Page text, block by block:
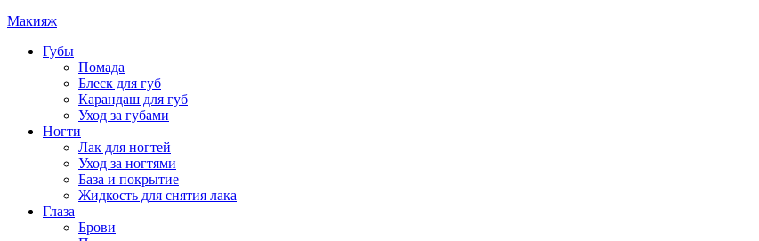
Макияж
Губы
Помада
Блеск для губ
Карандаш для губ
Уход за губами
Ногти
Лак для ногтей
Уход за ногтями
База и покрытие
Жидкость для снятия лака
Глаза
Брови